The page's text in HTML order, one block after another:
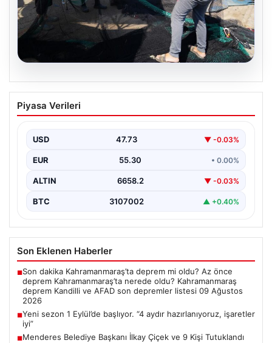
08.08.2026
Yeni sezon 1 Eylül’de başlıyor. “4 aydır
hazırlanıyoruz, işaretler iyi”
Piyasa Verileri
USD 47.73 ▼ -0.03%
EUR 55.30 • 0.00%
ALTIN 6658.2 ▼ -0.03%
BTC 3107002 ▲ +0.40%
Son Eklenen Haberler
■Son dakika Kahramanmaraş’ta deprem mi oldu? Az önce
deprem Kahramanmaraş’ta nerede oldu? Kahramanmaraş
deprem Kandilli ve AFAD son depremler listesi 09 Ağustos
2026
■Yeni sezon 1 Eylül’de başlıyor. “4 aydır hazırlanıyoruz, işaretler
iyi”
■Menderes Belediye Başkanı İlkay Çiçek ve 9 Kişi Tutuklandı